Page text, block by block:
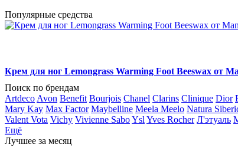
Популярные средства
Крем для ног Lemongrass Warming Foot Beeswax от
Поиск по брендам
Artdeco Avon Benefit Bourjois Chanel Clarins Clinique Dior
Mary Kay Max Factor Maybelline Meela Meelo Natura
Valent Vota Vichy Vivienne SaboYsl Yves Rocher Л'этуаль
Ещё
Лучшее за месяц